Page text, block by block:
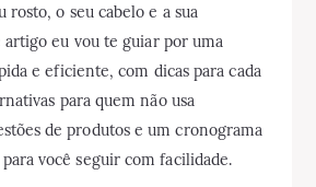
rosto, o seu cabelo e a sua
artigo eu vou te guiar por uma
e eficiente, com dicas para cada
para quem não usa
de produtos e um cronograma
você seguir com facilidade.